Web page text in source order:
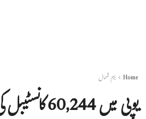
Home بزم شمال
یوپی میں 60,244